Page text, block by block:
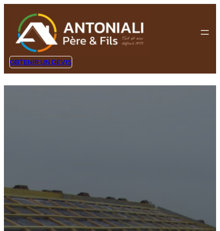
OBTENIR UN DEVIS